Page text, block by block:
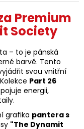
Premium
Society
– to je pánská
barvě. Tento
svou vnitřní
Part 26
energii,
grafika pantera s
"The Dynamit